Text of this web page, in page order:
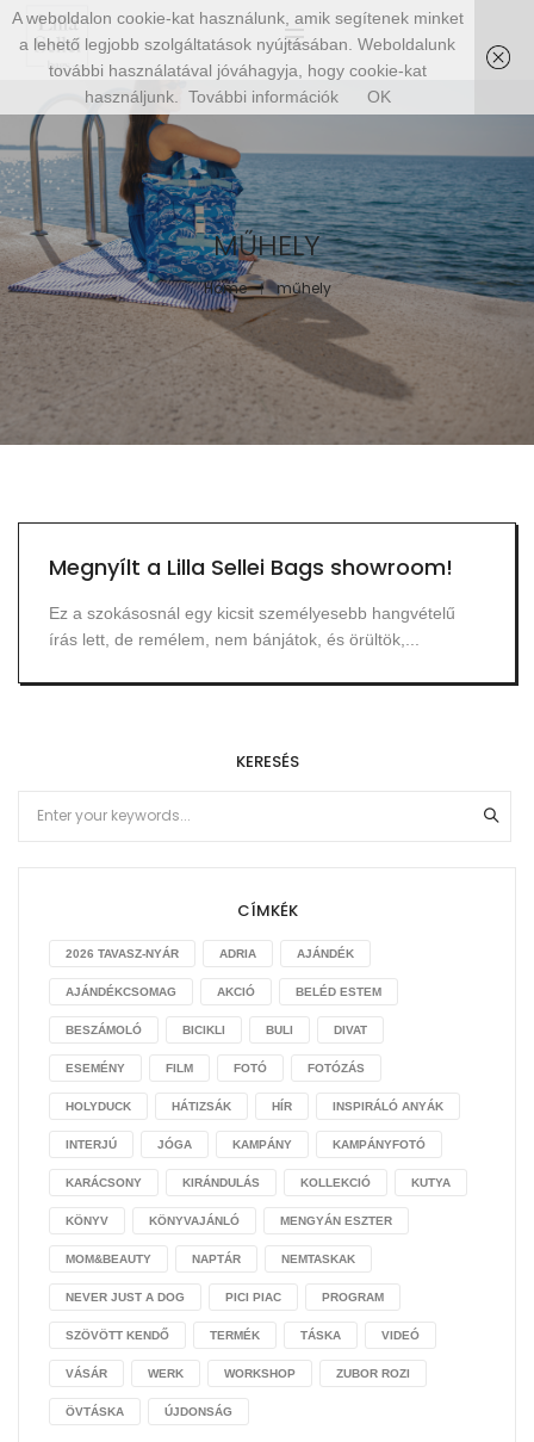
MŰHELY
Home műhely
Megnyílt a Lilla Sellei Bags showroom!
Ez a szokásosnál egy kicsit személyesebb hangvételű
írás lett, de remélem, nem bánjátok, és örültök,...
KERESÉS
CÍMKÉK
2026 TAVASZ-NYÁR ADRIA AJÁNDÉK
AJÁNDÉKCSOMAG AKCIÓ BELÉD ESTEM
BESZÁMOLÓ BICIKLI BULI DIVAT
ESEMÉNY FILM FOTÓ FOTÓZÁS
HOLYDUCK HÁTIZSÁK HÍR INSPIRÁLÓ ANYÁK
INTERJÚ JÓGA KAMPÁNY KAMPÁNYFOTÓ
KARÁCSONY KIRÁNDULÁS KOLLEKCIÓ KUTYA
KÖNYV KÖNYVAJÁNLÓ MENGYÁN ESZTER
MOM&BEAUTY NAPTÁR NEMTASKAK
NEVER JUST A DOG PICI PIAC PROGRAM
SZÖVÖTT KENDŐ TERMÉK TÁSKA VIDEÓ
VÁSÁR WERK WORKSHOP ZUBOR ROZI
ÖVTÁSKA ÚJDONSÁG
A weboldalon cookie-kat használunk, amik segítenek minket
a lehető legjobb szolgáltatások nyújtásában. Weboldalunk
további használatával jóváhagyja, hogy cookie-kat
használjunk.
További információk OK